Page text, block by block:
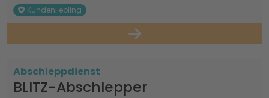
Kundenliebling
Abschleppdienst
BLITZ-Abschlepper